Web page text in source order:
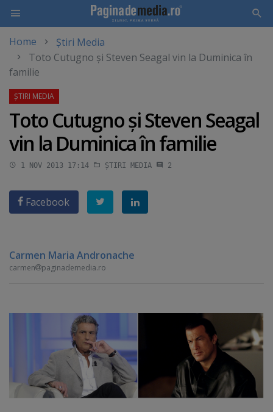
main
content
Home
Știri Media
Toto Cutugno şi Steven Seagal vin la Duminica în
familie
Toto Cutugno şi Steven Seagal
vin la Duminica în familie
1 NOV 2013 17:14 ȘTIRI MEDIA 2
Facebook
Carmen Maria Andronache
carmen paginademedia.ro